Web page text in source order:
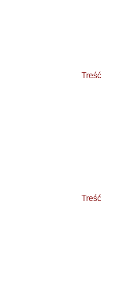
Treść
Treść